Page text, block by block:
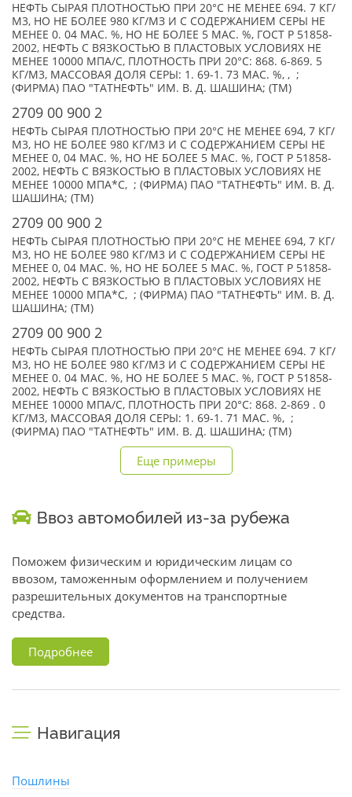
НЕФТЬ СЫРАЯ ПЛОТНОСТЬЮ ПРИ 20°С НЕ МЕНЕЕ 694. 7 КГ/
М3, НО НЕ БОЛЕЕ 980 КГ/МЗ И С СОДЕРЖАНИЕМ СЕРЫ НЕ
МЕНЕЕ 0. 04 МАС. %, НО НЕ БОЛЕЕ 5 МАС. %, ГОСТ Р 51858-
2002, НЕФТЬ С ВЯЗКОСТЬЮ В ПЛАСТОВЫХ УСЛОВИЯХ НЕ
МЕНЕЕ 10000 МПА/С, ПЛОТНОСТЬ ПРИ 20°С: 868. 6-869. 5
КГ/М3, МАССОВАЯ ДОЛЯ СЕРЫ: 1. 69-1. 73 МАС. %, , ;
(ФИРМА) ПАО "ТАТНЕФТЬ" ИМ. В. Д. ШАШИНА; (TM)
2709 00 900 2
НЕФТЬ СЫРАЯ ПЛОТНОСТЬЮ ПРИ 20°C НЕ МЕНЕЕ 694, 7 КГ/
М3, НО НЕ БОЛЕЕ 980 КГ/М3 И С СОДЕРЖАНИЕМ СЕРЫ НЕ
МЕНЕЕ 0, 04 МАС. %, НО НЕ БОЛЕЕ 5 МАС. %, ГОСТ Р 51858-
2002, НЕФТЬ С ВЯЗКОСТЬЮ В ПЛАСТОВЫХ УСЛОВИЯХ НЕ
МЕНЕЕ 10000 МПА*С, ; (ФИРМА) ПАО "ТАТНЕФТЬ" ИМ. В. Д.
ШАШИНА; (TM)
2709 00 900 2
НЕФТЬ СЫРАЯ ПЛОТНОСТЬЮ ПРИ 20°C НЕ МЕНЕЕ 694, 7 КГ/
М3, НО НЕ БОЛЕЕ 980 КГ/М3 И С СОДЕРЖАНИЕМ СЕРЫ НЕ
МЕНЕЕ 0, 04 МАС. %, НО НЕ БОЛЕЕ 5 МАС. %, ГОСТ Р 51858-
2002, НЕФТЬ С ВЯЗКОСТЬЮ В ПЛАСТОВЫХ УСЛОВИЯХ НЕ
МЕНЕЕ 10000 МПА*С, ; (ФИРМА) ПАО "ТАТНЕФТЬ" ИМ. В. Д.
ШАШИНА; (TM)
2709 00 900 2
НЕФТЬ СЫРАЯ ПЛОТНОСТЬЮ ПРИ 20°С НЕ МЕНЕЕ 694. 7 КГ/
М3, НО НЕ БОЛЕЕ 980 КГ/МЗ И С СОДЕРЖАНИЕМ СЕРЫ НЕ
МЕНЕЕ 0. 04 МАС. %, НО НЕ БОЛЕЕ 5 МАС. %, ГОСТ Р 51858-
2002, НЕФТЬ С ВЯЗКОСТЬЮ В ПЛАСТОВЫХ УСЛОВИЯХ НЕ
МЕНЕЕ 10000 МПА/С, ПЛОТНОСТЬ ПРИ 20°С: 868. 2-869 . 0
КГ/М3, МАССОВАЯ ДОЛЯ СЕРЫ: 1. 69-1. 71 МАС. %, ;
(ФИРМА) ПАО "ТАТНЕФТЬ" ИМ. В. Д. ШАШИНА; (TM)
Еще примеры
Ввоз автомобилей из-за рубежа
Поможем физическим и юридическим лицам со
ввозом, таможенным оформлением и получением
разрешительных документов на транспортные
средства.
Подробнее
Навигация
Пошлины